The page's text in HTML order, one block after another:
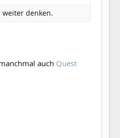
denken.
auch Quest